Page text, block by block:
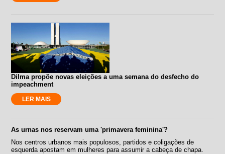
Dilma propõe novas eleições a uma semana do desfecho do
impeachment
LER MAIS
As urnas nos reservam uma 'primavera feminina'?
Nos centros urbanos mais populosos, partidos e coligações de
esquerda apostam em mulheres para assumir a cabeça de chapa.